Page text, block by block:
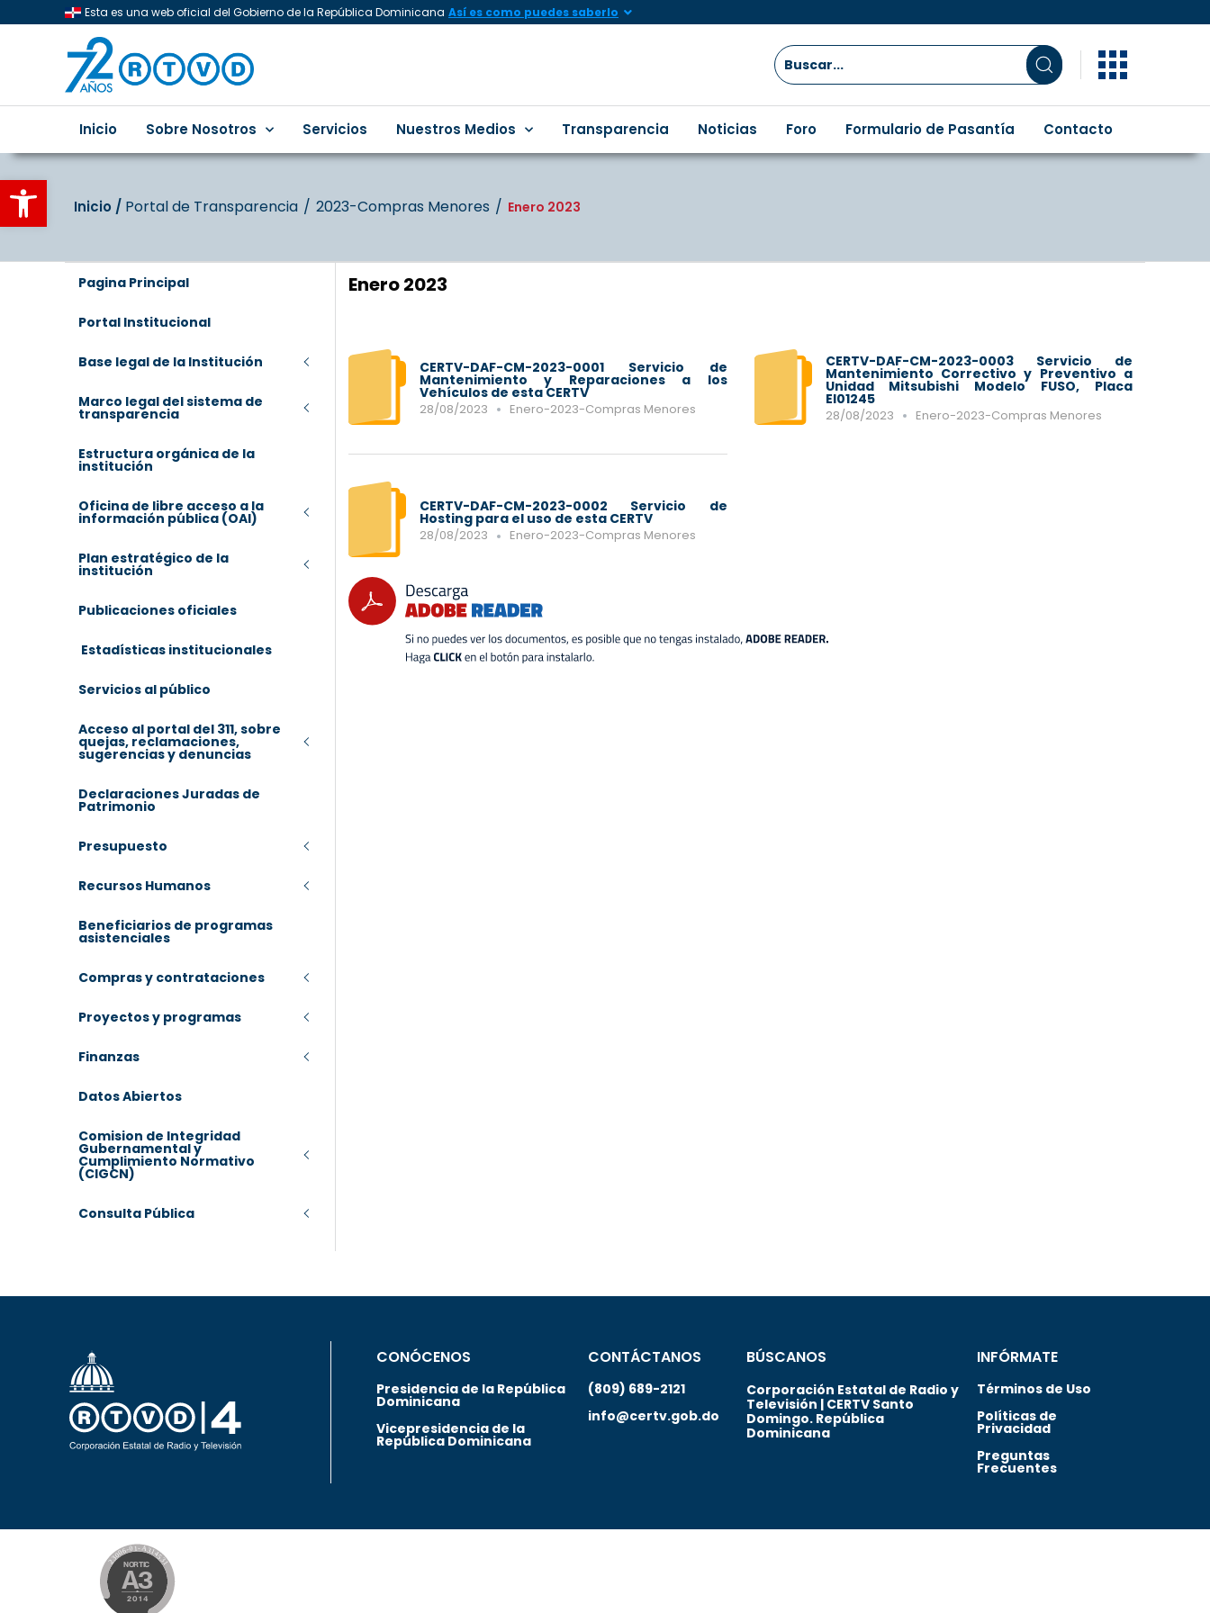
Abrir barra de herramientas
Esta es una web oficial del Gobierno de la República Dominicana Así es como puedes saberlo
Inicio Sobre Nosotros Servicios Nuestros Medios Transparencia Noticias Foro Formulario de Pasantía Contacto
Inicio‎‎ /‎ ‎ Portal de Transparencia 2023-Compras Menores Enero 2023
Pagina Principal
Portal Institucional
Base legal de la Institución
Marco legal del sistema de
transparencia
Estructura orgánica de la
institución
Oficina de libre acceso a la
información pública (OAI)
Plan estratégico de la
institución
Publicaciones oficiales
Estadísticas institucionales
Servicios al público
Acceso al portal del 311, sobre
quejas, reclamaciones,
sugerencias y denuncias
Declaraciones Juradas de
Patrimonio
Presupuesto
Recursos Humanos
Beneficiarios de programas
asistenciales
Compras y contrataciones
Proyectos y programas
Finanzas
Datos Abiertos
Comision de Integridad
Gubernamental y
Cumplimiento Normativo
(CIGCN)
Consulta Pública
Enero 2023
CERTV-DAF-CM-2023-0001 Servicio de
Mantenimiento y Reparaciones a los
Vehículos de esta CERTV
28/08/2023 Enero-2023-Compras Menores
CERTV-DAF-CM-2023-0003 Servicio de
Mantenimiento Correctivo y Preventivo a
Unidad Mitsubishi Modelo FUSO, Placa
EI01245
28/08/2023 Enero-2023-Compras Menores
CERTV-DAF-CM-2023-0002 Servicio de
Hosting para el uso de esta CERTV
28/08/2023 Enero-2023-Compras Menores
CONÓCENOS
Presidencia de la República
Dominicana
Vicepresidencia de la
República Dominicana
CONTÁCTANOS
(809) 689-2121
info@certv.gob.do
BÚSCANOS
Corporación Estatal de Radio y
Televisión | CERTV Santo
Domingo. República
Dominicana
INFÓRMATE
Términos de Uso
Políticas de
Privacidad
Preguntas
Frecuentes